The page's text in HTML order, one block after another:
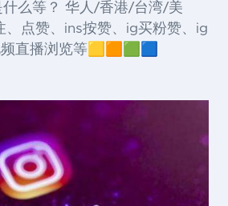
么等？ 华人/香港/台湾/美
、点赞、ins按赞、ig买粉赞、ig
直播浏览等🟨🟧🟩🟦